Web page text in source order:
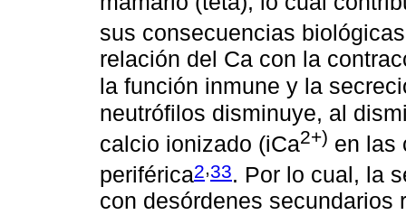
sus consecuencias
relación del Ca con la
la función inmune y la
neutrófilos disminuye, al
calcio ionizado (iCa2+) en las
periférica2,33. Por lo cual, la
con desórdenes secundarios